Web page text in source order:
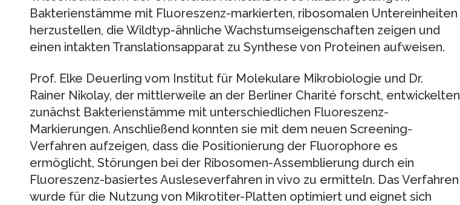
Bakterienstämme mit Fluoreszenz-markierten, ribosomalen Untereinheiten
herzustellen, die Wildtyp-ähnliche Wachstumseigenschaften zeigen und
einen intakten Translationsapparat zu Synthese von Proteinen aufweisen.
Prof. Elke Deuerling vom Institut für Molekulare Mikrobiologie und Dr.
Rainer Nikolay, der mittlerweile an der Berliner Charité forscht, entwickelten
zunächst Bakterienstämme mit unterschiedlichen Fluoreszenz-
Markierungen. Anschließend konnten sie mit dem neuen Screening-
Verfahren aufzeigen, dass die Positionierung der Fluorophore es
ermöglicht, Störungen bei der Ribosomen-Assemblierung durch ein
Fluoreszenz-basiertes Ausleseverfahren in vivo zu ermitteln. Das Verfahren
wurde für die Nutzung von Mikrotiter-Platten optimiert und eignet sich